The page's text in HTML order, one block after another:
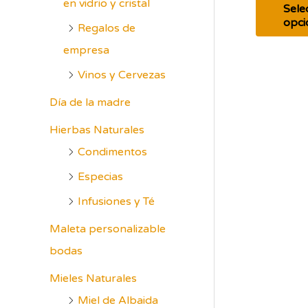
en vidrio y cristal
Regalos de
empresa
Vinos y Cervezas
Día de la madre
Hierbas Naturales
Condimentos
Especias
Infusiones y Té
Maleta personalizable
bodas
Mieles Naturales
Miel de Albaida